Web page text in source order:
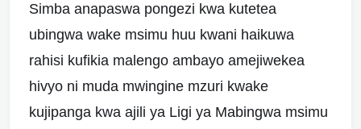
Simba anapaswa pongezi kwa kutetea
ubingwa wake msimu huu kwani haikuwa
rahisi kufikia malengo ambayo amejiwekea
hivyo ni muda mwingine mzuri kwake
kujipanga kwa ajili ya Ligi ya Mabingwa msimu